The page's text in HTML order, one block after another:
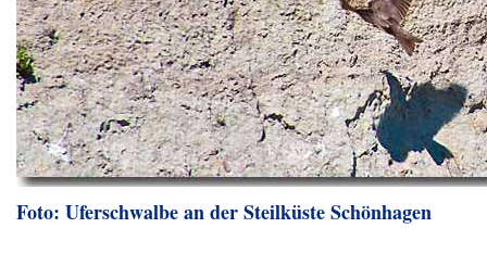
Foto: Uferschwalbe an der Steilküste Schönhagen